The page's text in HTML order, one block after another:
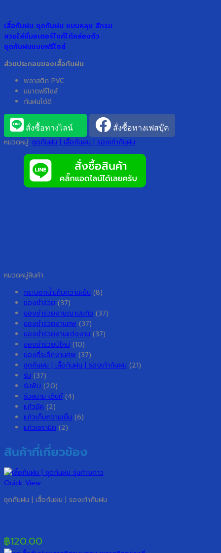
เสื้อกันฝน ชุดกันฝน แบบคลุม สีกรม
สวมใส่ขี่มอเตอร์ไซค์ได้คล่องตัว
ชุดกันฝนแบบฟรีไซส์
ส่วนประกอบของเสื้อกันฝน
พลาสติก PVC
ขนาดฟรีไซส์
กันฝนได้ดี
สั่งซื้อทางไลน์ สั่งซื้อทางเฟสบุ๊ค
หมวดหมู่: ชุดกันฝน | เสื้อกันฝน | รองเท้ากันฝน
หมวดหมู่สินค้า
กระบอกน้ำเก็บความเย็น (8)
ของชำร่วย (37)
ของชำร่วยงานฌาปนกิจ (37)
ของชำร่วยงานศพ (37)
ของชำร่วยงานแต่งงาน (37)
ของชำร่วยปีใหม่ (10)
ของที่ระลึกงานศพ (37)
ชุดกันฝน | เสื้อกันฝน | รองเท้ากันฝน (21)
ร่ม (37)
ร่มพับ (20)
ร่มสนาม เต็นท์ (4)
แก้วมัค (2)
แก้วเก็บความเย็น (6)
แก้วเซรามิค (2)
สินค้าที่เกี่ยวข้อง
Quick View
ชุดกันฝน | เสื้อกันฝน | รองเท้ากันฝน
฿120.00